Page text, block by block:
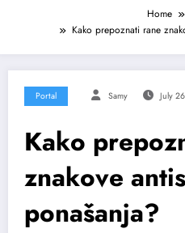
Home
Kako prepoznati rane
Portal Samy July
Kako
znakove
ponašanja?